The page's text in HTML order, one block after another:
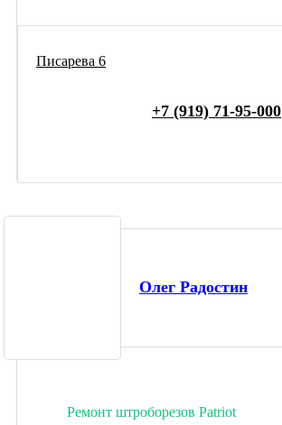
Писарева 6
+7 (919) 71-95-000
Олег Радостин
Ремонт штроборезов Patriot